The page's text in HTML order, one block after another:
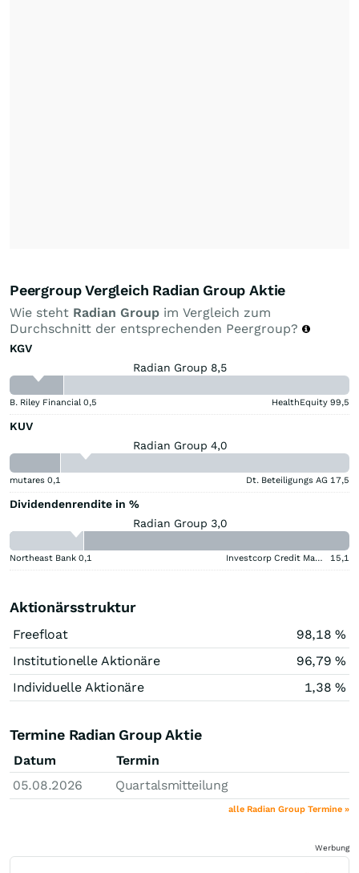
Peergroup Vergleich Radian Group Aktie
Wie steht Radian Group im Vergleich zum
Durchschnitt der entsprechenden Peergroup?
KGV
Radian Group 8,5
B. Riley Financial 0,5 HealthEquity 99,5
KUV
Radian Group 4,0
mutares 0,1 Dt. Beteiligungs AG 17,5
Dividendenrendite in %
Radian Group 3,0
Northeast Bank 0,1 Investcorp Credit Management BDC 15,1
Aktionärsstruktur
Freefloat
98,18 %
Institutionelle Aktionäre
96,79 %
Individuelle Aktionäre
1,38 %
Termine Radian Group Aktie
Datum
Termin
05.08.2026
Quartalsmitteilung
alle Radian Group Termine »
Werbung